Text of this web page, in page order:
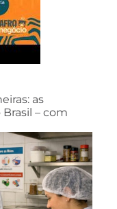
as
– com